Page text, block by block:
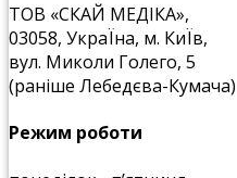
ТОВ «СКАЙ МЕДІКА»,
03058, УкраЇна, м. КиЇв,
вул. Миколи Голего, 5
(раніше Лебедєва-Кумача)
Режим роботи